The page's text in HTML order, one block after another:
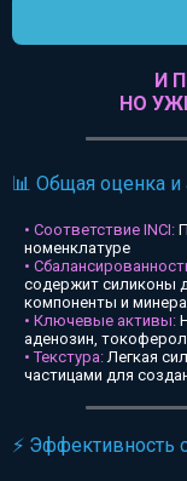
И
НО
📊 Общая оценка и
• Соответствие INCI:
номенклатуре
•
содержит силиконы
компоненты и
• Ключевые активы:
аденозин, токоферол
• Текстура:Легкая
частицами для
⚡ Эффективность